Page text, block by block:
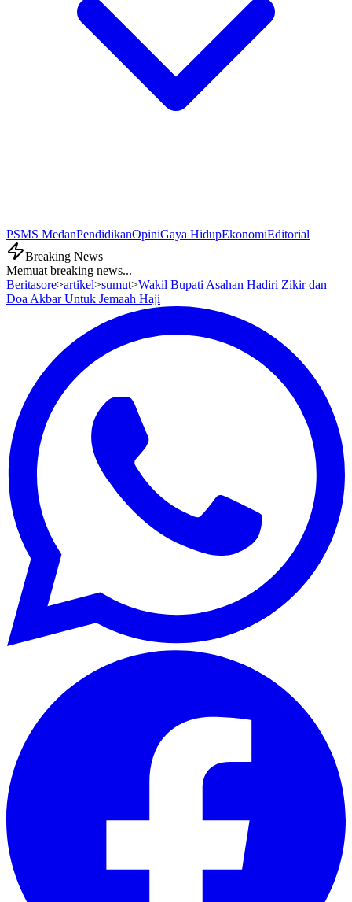
PSMS MedanPendidikanOpiniGaya HidupEkonomiEditorial
Breaking News
Memuat breaking news...
Beritasore>artikel>sumut>Wakil Bupati Asahan Hadiri Zikir dan
Doa Akbar Untuk Jemaah Haji